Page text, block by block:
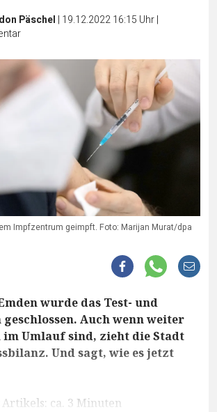
Päschel | 19.12.2022 16:15 Uhr|
Impfzentrum geimpft. Foto: Marijan Murat/dpa
wurde das Test- und
Auch wenn weiter
im Umlauf sind, zieht die Stadt
Und sagt, wie es jetzt
ca. 3 Minuten